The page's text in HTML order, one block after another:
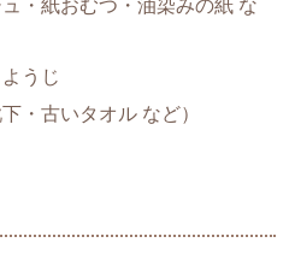
・紙おむつ・油染みの紙 な
うじ
・古いタオル など）